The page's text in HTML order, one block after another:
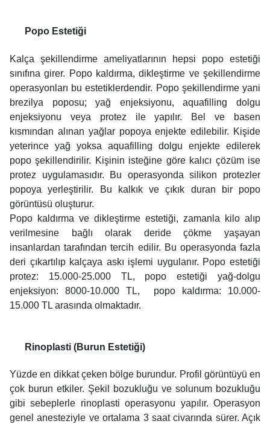
Popo Estetiği
Kalça şekillendirme ameliyatlarının hepsi popo estetiği
sınıfına girer. Popo kaldırma, dikleştirme ve şekillendirme
operasyonları bu estetiklerdendir. Popo şekillendirme yani
brezilya poposu; yağ enjeksiyonu, aquafilling dolgu
enjeksiyonu veya protez ile yapılır. Bel ve basen
kısmından alınan yağlar popoya enjekte edilebilir. Kişide
yeterince yağ yoksa aquafilling dolgu enjekte edilerek
popo şekillendirilir. Kişinin isteğine göre kalıcı çözüm ise
protez uygulamasıdır. Bu operasyonda silikon protezler
popoya yerleştirilir. Bu kalkık ve çıkık duran bir popo
görüntüsü oluşturur.
Popo kaldırma ve dikleştirme estetiği, zamanla kilo alıp
verilmesine bağlı olarak deride çökme yaşayan
insanlardan tarafından tercih edilir. Bu operasyonda fazla
deri çıkartılıp kalçaya askı işlemi uygulanır. Popo estetiği
protez: 15.000-25.000 TL, popo estetiği yağ-dolgu
enjeksiyon: 8000-10.000 TL, popo kaldırma: 10.000-
15.000 TL arasında olmaktadır.
Rinoplasti (Burun Estetiği)
Yüzde en dikkat çeken bölge burundur. Profil görüntüyü en
çok burun etkiler. Şekil bozukluğu ve solunum bozukluğu
gibi sebeplerle rinoplasti operasyonu yapılır. Operasyon
genel anesteziyle ve ortalama 3 saat civarında sürer. Açık